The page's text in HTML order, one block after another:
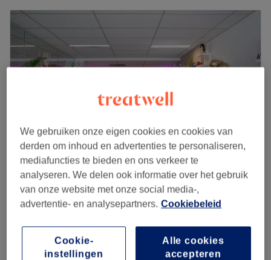
Wendy's Beauty&Care
4,8
153 reviews
Laat zien op de kaart
Wendy's kids Headspa treatment
30 min - 1 u
vanaf
We gebruiken onze eigen cookies en cookies van
derden om inhoud en advertenties te personaliseren,
mediafuncties te bieden en ons verkeer te
analyseren. We delen ook informatie over het gebruik
van onze website met onze social media-,
advertentie- en analysepartners. Cookiebeleid
Alle cookies
accepteren
Cookie-
instellingen